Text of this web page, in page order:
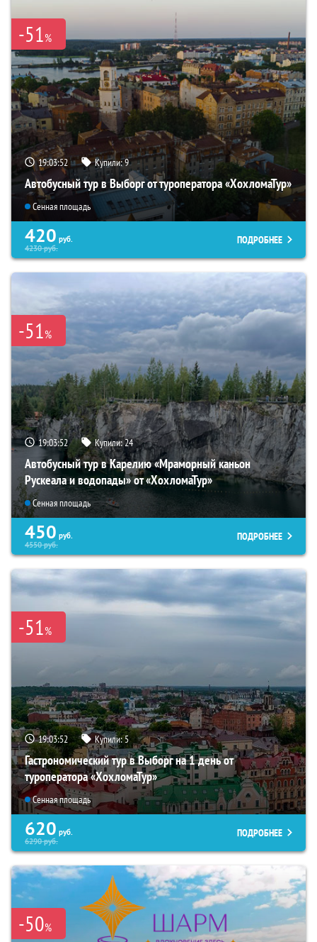
-51%
19:03:51 Купили:9
Автобусный тур в Выборг от туроператора «ХохломаТур»
Сенная площадь
420 руб.
4230руб.
ПОДРОБНЕЕ
-51%
19:03:51 Купили:24
Автобусный тур в Карелию «Мраморный каньон
Рускеала и водопады» от «ХохломаТур»
Сенная площадь
450 руб.
4550руб.
ПОДРОБНЕЕ
-51%
19:03:51 Купили:5
Гастрономический тур в Выборг на 1 день от
туроператора «ХохломаТур»
Сенная площадь
620 руб.
6290руб.
ПОДРОБНЕЕ
-50%